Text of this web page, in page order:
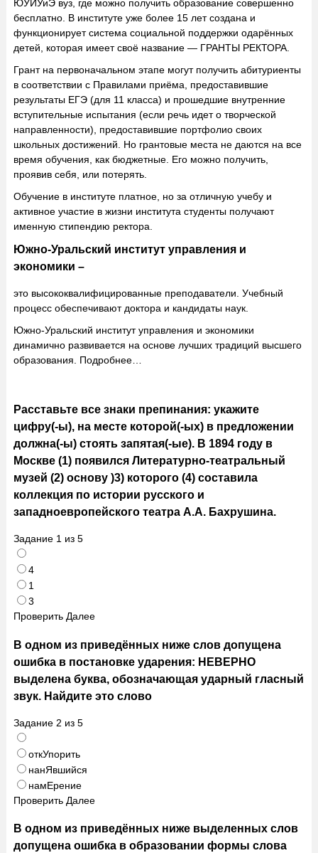
ЮУИУиЭ вуз, где можно получить образование совершенно
бесплатно. В институте уже более 15 лет создана и
функционирует система социальной поддержки одарённых
детей, которая имеет своё название — ГРАНТЫ РЕКТОРА.
Грант на первоначальном этапе могут получить абитуриенты
в соответствии с Правилами приёма, предоставившие
результаты ЕГЭ (для 11 класса) и прошедшие внутренние
вступительные испытания (если речь идет о творческой
направленности), предоставившие портфолио своих
школьных достижений. Но грантовые места не даются на все
время обучения, как бюджетные. Его можно получить,
проявив себя, или потерять.
Обучение в институте платное, но за отличную учебу и
активное участие в жизни института студенты получают
именную стипендию ректора.
Южно-Уральский институт управления и
экономики –
это высококвалифицированные преподаватели. Учебный
процесс обеспечивают доктора и кандидаты наук.
Южно-Уральский институт управления и экономики
динамично развивается на основе лучших традиций высшего
образования. Подробнее…
Расставьте все знаки препинания: укажите
цифру(-ы), на месте которой(-ых) в предложении
должна(-ы) стоять запятая(-ые). В 1894 году в
Москве (1) появился Литературно-театральный
музей (2) основу )3) которого (4) составила
коллекция по истории русского и
западноевропейского театра А.А. Бахрушина.
Задание 1из 5
4
1
3
Проверить Далее
В одном из приведённых ниже слов допущена
ошибка в постановке ударения: НЕВЕРНО
выделена буква, обозначающая ударный гласный
звук. Найдите это слово
Задание 2 из 5
откУпорить
нанЯвшийся
намЕрение
Проверить Далее
В одном из приведённых ниже выделенных слов
допущена ошибка в образовании формы слова